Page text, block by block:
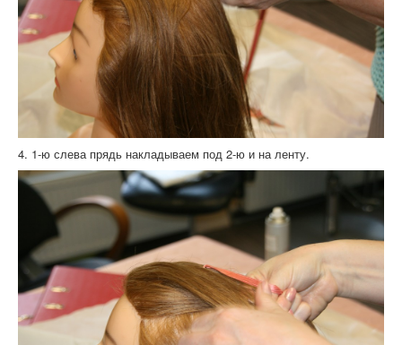
4. 1-ю слева прядь накладываем под 2-ю и на ленту.